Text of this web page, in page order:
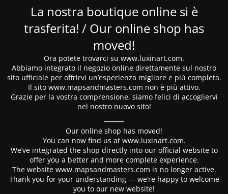
La nostra boutique online si è
trasferita! / Our online shop has
moved!
Ora potete trovarci su www.luxinart.com.
Abbiamo integrato il negozio online direttamente sul nostro
sito ufficiale per offrirvi un’esperienza migliore e più completa.
Il sito www.mapsandmasters.com non è più attivo.
Grazie per la vostra comprensione, siamo felici di accogliervi
nel nostro nuovo sito!
⸻
Our online shop has moved!
You can now find us at www.luxinart.com.
We’ve integrated the shop directly into our official website to
offer you a better and more complete experience.
The website www.mapsandmasters.com is no longer active.
Thank you for your understanding — we’re happy to welcome
you to our new website!